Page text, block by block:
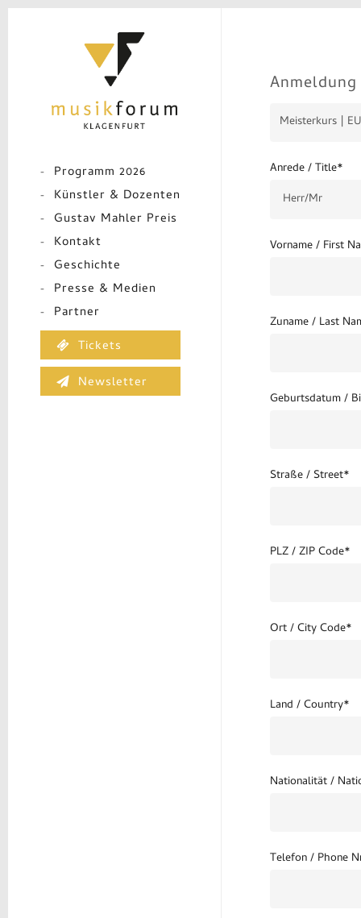
Programm 2026
Künstler & Dozenten
Gustav Mahler Preis
Kontakt
Geschichte
Presse & Medien
Partner
Tickets
Newsletter
Anrede / Title*
Vorname / First
Zuname / Last
Geburtsdatum /
Straße / Street*
PLZ / ZIP Code*
Ort / City Code*
Land / Country*
Nationalität /
Telefon / Phone